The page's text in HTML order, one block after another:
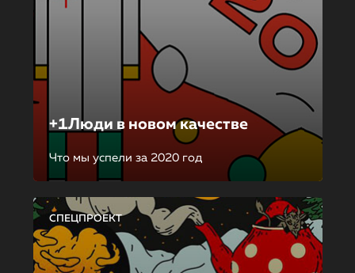
+1Люди в новом качестве
Что мы успели за 2020 год
СПЕЦПРОЕКТ